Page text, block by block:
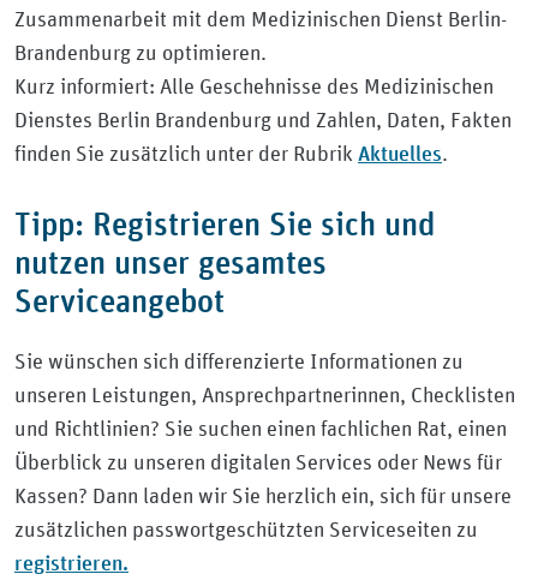
Zusammenarbeit mit dem Medizinischen Dienst Berlin-
Brandenburg zu optimieren.
Kurz informiert: Alle Geschehnisse des Medizinischen
Dienstes Berlin Brandenburg und Zahlen, Daten, Fakten
finden Sie zusätzlich unter der Rubrik Aktuelles.
Tipp: Registrieren Sie sich und
nutzen unser gesamtes
Serviceangebot
Sie wünschen sich differenzierte Informationen zu
unseren Leistungen, Ansprechpartnerinnen, Checklisten
und Richtlinien? Sie suchen einen fachlichen Rat, einen
Überblick zu unseren digitalen Services oder News für
Kassen? Dann laden wir Sie herzlich ein, sich für unsere
zusätzlichen passwortgeschützten Serviceseiten zu
registrieren.